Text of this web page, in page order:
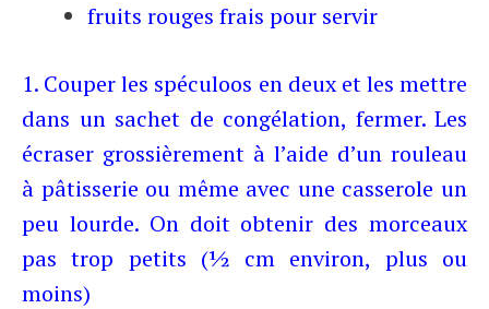
fruits rouges frais pour servir
1. Couper les spéculoos en deux et les mettre
dans un sachet de congélation, fermer. Les
écraser grossièrement à l’aide d’un rouleau
à pâtisserie ou même avec une casserole un
peu lourde. On doit obtenir des morceaux
pas trop petits (½ cm environ, plus ou
moins)